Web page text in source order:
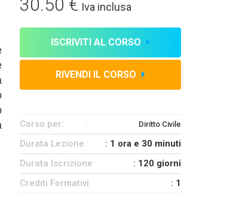
30.50 € Iva inclusa
ISCRIVITI AL CORSO
RIVENDI IL CORSO
Corso per: Diritto Civile
Durata Lezione : 1 ora e 30 minuti
Durata Iscrizione
: 120 giorni
Crediti Formativi
: 1